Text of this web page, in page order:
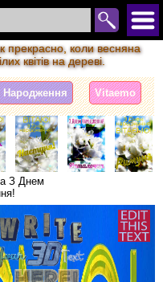
коли весняна
квітів на дереві.
Народження Vitaemo
З Днем